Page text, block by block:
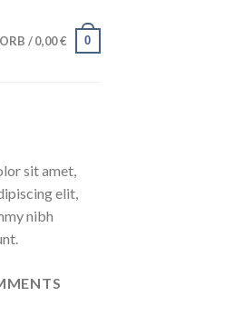
/0,00€ 0
sit amet,
elit,
nibh